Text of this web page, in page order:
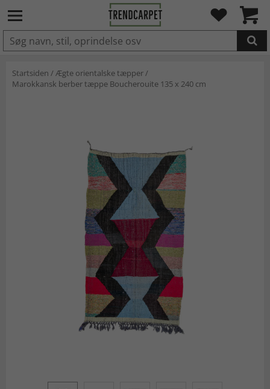
LAGT I INDKØBSKURVEN.
Startsiden /Ægte orientalske tæpper/
Marokkansk berber tæppe Boucherouite 135 x 240 cm